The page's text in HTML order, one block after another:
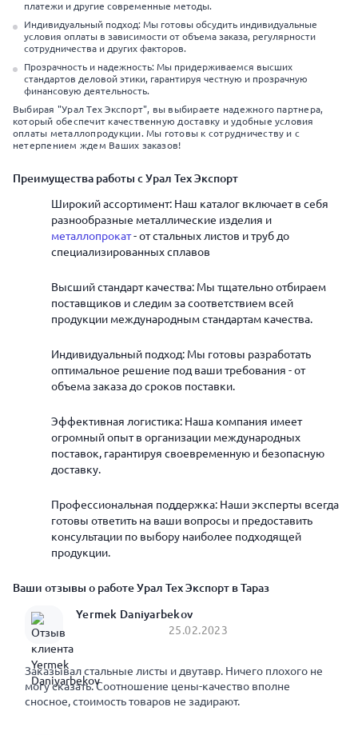
платежи и другие современные методы.
Индивидуальный подход: Мы готовы обсудить индивидуальные
условия оплаты в зависимости от объема заказа, регулярности
сотрудничества и других факторов.
Прозрачность и надежность: Мы придерживаемся высших
стандартов деловой этики, гарантируя честную и прозрачную
финансовую деятельность.
Выбирая "Урал Тех Экспорт", вы выбираете надежного партнера,
который обеспечит качественную доставку и удобные условия
оплаты металлопродукции. Мы готовы к сотрудничеству и с
нетерпением ждем Ваших заказов!
Преимущества работы с Урал Тех Экспорт
Широкий ассортимент: Наш каталог включает в себя
разнообразные металлические изделия и
металлопрокат- от стальных листов и труб до
специализированных сплавов
Высший стандарт качества: Мы тщательно отбираем
поставщиков и следим за соответствием всей
продукции международным стандартам качества.
Индивидуальный подход: Мы готовы разработать
оптимальное решение под ваши требования - от
объема заказа до сроков поставки.
Эффективная логистика: Наша компания имеет
огромный опыт в организации международных
поставок, гарантируя своевременную и безопасную
доставку.
Профессиональная поддержка: Наши эксперты всегда
готовы ответить на ваши вопросы и предоставить
консультации по выбору наиболее подходящей
продукции.
Ваши отзывы о работе Урал Тех Экспорт в Тараз
Yermek Daniyarbekov
25.02.2023
Заказывал стальные листы и двутавр. Ничего плохого не
могу сказать. Соотношение цены-качество вполне
сносное, стоимость товаров не задирают.